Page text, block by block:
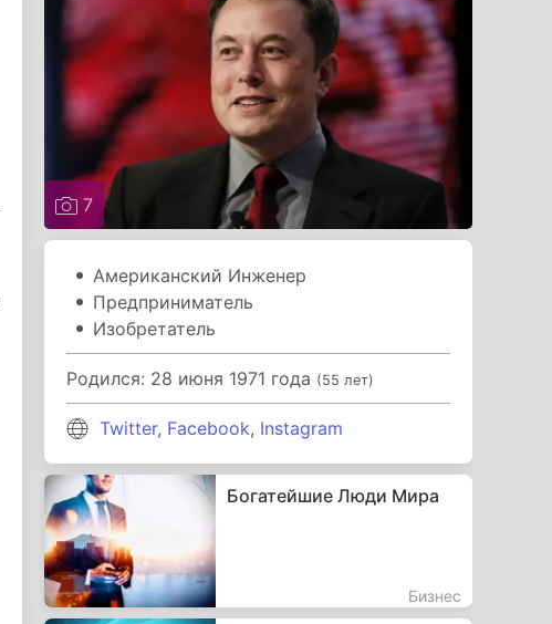
7
Американский Инженер
Предприниматель
Изобретатель
Родился: 28 июня 1971 года (55 лет)
Twitter, Facebook, Instagram
Богатейшие Люди Мира
Бизнес